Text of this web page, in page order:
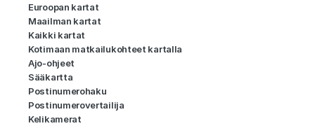
Euroopan kartat
Maailman kartat
Kaikki kartat
Kotimaan matkailukohteet kartalla
Ajo-ohjeet
Sääkartta
Postinumerohaku
Postinumerovertailija
Kelikamerat